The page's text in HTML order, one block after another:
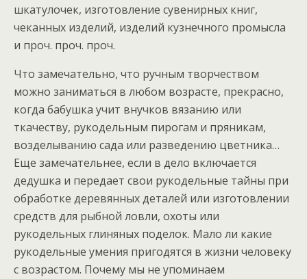
шкатулочек, изготовление сувенирных книг,
чеканных изделий, изделий кузнечного промысла
и проч. проч. проч.
Что замечательно, что ручным творчеством
можно заниматься в любом возрасте, прекрасно,
когда бабушка учит внучков вязанию или
ткачеству, рукодельным пирогам и пряникам,
возделыванию сада или разведению цветника…
Еще замечательнее, если в дело включается
дедушка и передает свои рукодельные тайны при
обработке деревянных деталей или изготовлении
средств для рыбной ловли, охоты или
рукодельных глиняных поделок. Мало ли какие
рукодельные умения пригодятся в жизни человеку
с возрастом. Почему мы не упоминаем